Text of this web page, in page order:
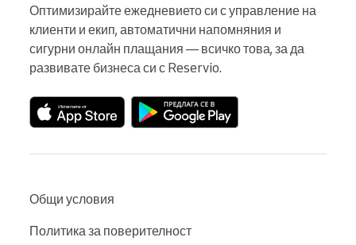
Оптимизирайте ежедневието си с управление на
клиенти и екип, автоматични напомняния и
сигурни онлайн плащания — всичко това, за да
развивате бизнеса си с Reservio.
Общи условия
Политика за поверителност